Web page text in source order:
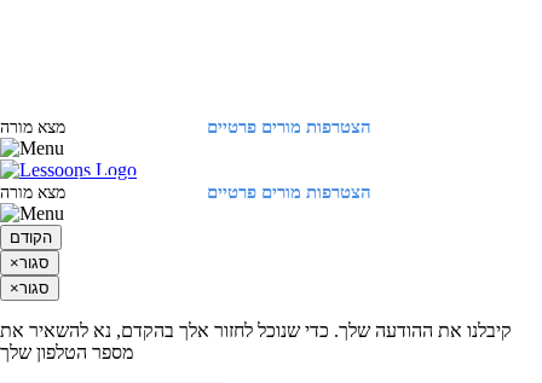
הצטרפות מורים פרטיים מצא מורה
הצטרפות מורים פרטיים מצא מורה
הקודם
×סגור
×סגור
קיבלנו את ההודעה שלך. כדי שנוכל לחזור אלך בהקדם, נא להשאיר את
מספר הטלפון שלך